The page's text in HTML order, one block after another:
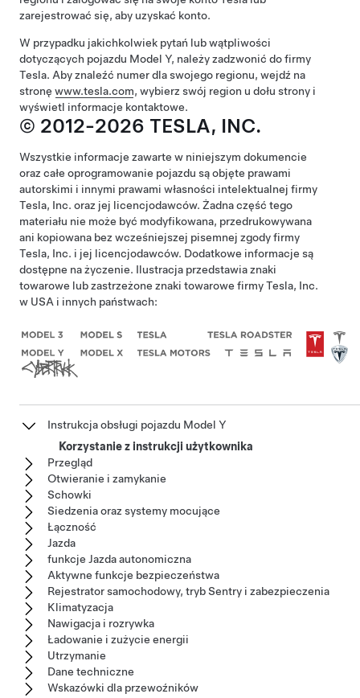
zarejestrować się, aby uzyskać konto.
W przypadku jakichkolwiek pytań lub wątpliwości
dotyczących pojazdu Model Y, należy zadzwonić do firmy
Tesla. Aby znaleźć numer dla swojego regionu, wejdź na
stronę www.tesla.com, wybierz swój region u dołu strony i
wyświetl informacje kontaktowe.
© 2012-2026 TESLA, INC.
Wszystkie informacje zawarte w niniejszym dokumencie
oraz całe oprogramowanie pojazdu są objęte prawami
autorskimi i innymi prawami własności intelektualnej firmy
Tesla, Inc. oraz jej licencjodawców. Żadna część tego
materiału nie może być modyfikowana, przedrukowywana
ani kopiowana bez wcześniejszej pisemnej zgody firmy
Tesla, Inc. i jej licencjodawców. Dodatkowe informacje są
dostępne na życzenie. Ilustracja przedstawia znaki
towarowe lub zastrzeżone znaki towarowe firmy Tesla, Inc.
w USA i innych państwach:
Instrukcja obsługi pojazdu Model Y
Korzystanie z instrukcji użytkownika
Przegląd
Otwieranie i zamykanie
Schowki
Siedzenia oraz systemy mocujące
Łączność
Jazda
funkcje Jazda autonomiczna
Aktywne funkcje bezpieczeństwa
Rejestrator samochodowy, tryb Sentry i zabezpieczenia
Klimatyzacja
Nawigacja i rozrywka
Ładowanie i zużycie energii
Utrzymanie
Dane techniczne
Wskazówki dla przewoźników